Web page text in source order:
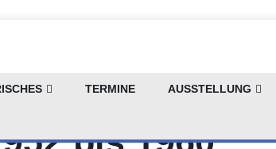
TERMINE AUSSTELLUNG